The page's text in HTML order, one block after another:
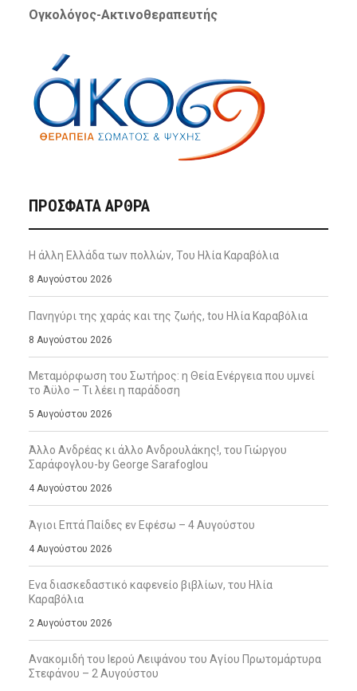
Ογκολόγος-Ακτινοθεραπευτής
ΠΡΌΣΦΑΤΑ ΆΡΘΡΑ
Η άλλη Ελλάδα των πολλών, Του Ηλία Καραβόλια
8 Αυγούστου 2026
Πανηγύρι της χαράς και της ζωής, tου Ηλία Καραβόλια
8 Αυγούστου 2026
Μεταμόρφωση του Σωτήρος: η Θεία Ενέργεια που υμνεί
το Άϋλο – Τι λέει η παράδοση
5 Αυγούστου 2026
Άλλο Ανδρέας κι άλλο Ανδρουλάκης!, του Γιώργου
Σαράφογλου-by George Sarafoglou
4 Αυγούστου 2026
Άγιοι Επτά Παίδες εν Εφέσω – 4 Αυγούστου
4 Αυγούστου 2026
Ενα διασκεδαστικό καφενείο βιβλίων, του Ηλία
Καραβόλια
2 Αυγούστου 2026
Ανακομιδή του Ιερού Λειψάνου του Αγίου Πρωτομάρτυρα
Στεφάνου – 2 Αυγούστου